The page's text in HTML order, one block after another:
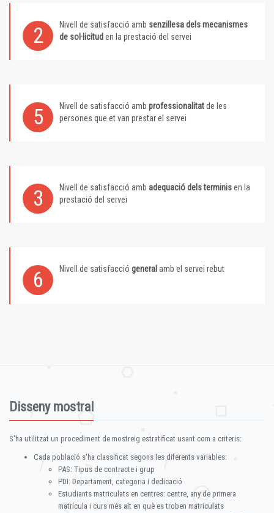
2 Nivell de satisfacció amb senzillesa dels mecanismes
de sol·licitud en la prestació del servei
5 Nivell de satisfacció amb professionalitatde les
persones que et van prestar el servei
3 Nivell de satisfacció amb adequació dels terminisen la
prestació del servei
6 Nivell de satisfacció general amb el servei rebut
Disseny mostral
S'ha utilitzat un procediment de mostreig estratificat usant com a criteris:
Cada població s'ha classificat segons les diferents variables:
PAS: Tipus de contracte i grup
PDI: Departament, categoria i dedicació
Estudiants matriculats en centres: centre, any de primera
matrícula i curs més alt en què es troben matriculats